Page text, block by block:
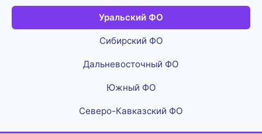
Уральский ФО
Сибирский ФО
Дальневосточный ФО
Южный ФО
Северо-Кавказский ФО